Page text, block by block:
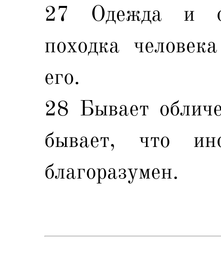
27 Одежда и
походка
его.
28 Бывает
бывает, что
благоразумен.